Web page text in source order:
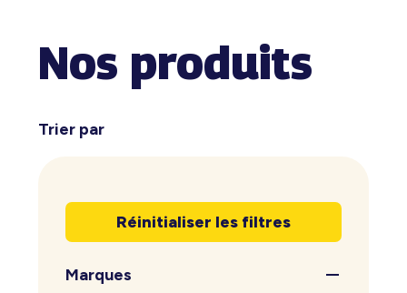
Nos produits
Trier par
Réinitialiser les filtres
Marques